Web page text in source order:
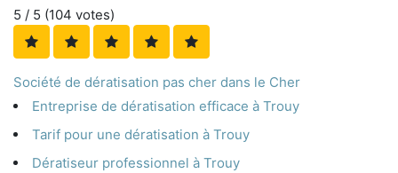
5 / 5 (104 votes)
Société de dératisation pas cher dans le Cher
Entreprise de dératisation efficace à Trouy
Tarif pour une dératisation à Trouy
Dératiseur professionnel à Trouy